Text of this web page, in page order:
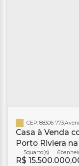
Casa à Venda
Porto Riviera
R$
CEP: 88306-773,
5 6